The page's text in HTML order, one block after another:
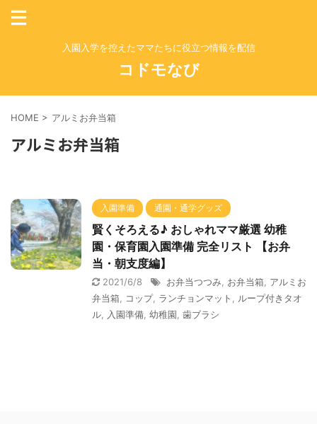
入園入学を控えたママたちに役立つ情報を配信
コドモなび
HOME > アルミお弁当箱
アルミお弁当箱
入園準備 通園・通学グッズ
賢くそろえる♪ おしゃれママ厳選 幼稚
園・保育園入園準備 完全リスト 【お弁
当・朝支度編】
2021/6/8 お弁当つつみ お弁当箱 アルミお
弁当箱
コップ, ランチョンマット
ループ付きタオ
ル
入園準備 幼稚園 歯ブラシ